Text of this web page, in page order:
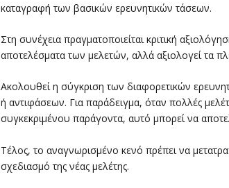
καταγραφή των βασικών ερευνητικών τάσεων.
Στη συνέχεια πραγματοποιείται κριτική
αποτελέσματα των μελετών, αλλά αξιολογεί τα
Ακολουθεί η σύγκριση των διαφορετικών
ή αντιφάσεων. Για παράδειγμα, όταν πολλές
συγκεκριμένου παράγοντα, αυτό μπορεί να
Τέλος, το αναγνωρισμένο κενό πρέπει να
σχεδιασμό της νέας μελέτης.